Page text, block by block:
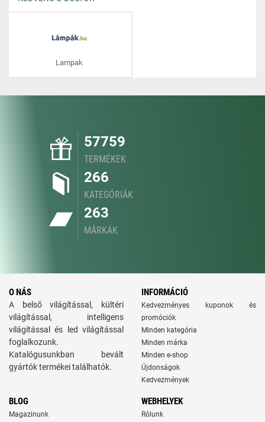
Lampak
57759
TERMÉKEK
266
KATEGÓRIÁK
263
MÁRKÁK
O NÁS
A belső világítással, kültéri
világítással, intelligens
világítással és led világítással
foglalkozunk.
Katalógusunkban bevált
gyártók termékei találhatók.
INFORMÁCIÓ
Kedvezményes kuponok és
promóciók
Minden kategória
Minden márka
Minden e-shop
Újdonságok
Kedvezmények
BLOG
Magazinunk
WEBHELYEK
Rólunk